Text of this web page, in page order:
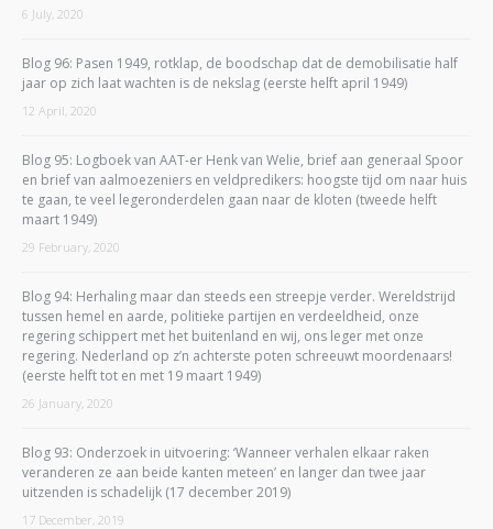
6 July, 2020
Blog 96: Pasen 1949, rotklap, de boodschap dat de demobilisatie half
jaar op zich laat wachten is de nekslag (eerste helft april 1949)
12 April, 2020
Blog 95: Logboek van AAT-er Henk van Welie, brief aan generaal Spoor
en brief van aalmoezeniers en veldpredikers: hoogste tijd om naar huis
te gaan, te veel legeronderdelen gaan naar de kloten (tweede helft
maart 1949)
29 February, 2020
Blog 94: Herhaling maar dan steeds een streepje verder. Wereldstrijd
tussen hemel en aarde, politieke partijen en verdeeldheid, onze
regering schippert met het buitenland en wij, ons leger met onze
regering. Nederland op z’n achterste poten schreeuwt moordenaars!
(eerste helft tot en met 19 maart 1949)
26 January, 2020
Blog 93: Onderzoek in uitvoering: ‘Wanneer verhalen elkaar raken
veranderen ze aan beide kanten meteen’ en langer dan twee jaar
uitzenden is schadelijk (17 december 2019)
17 December, 2019